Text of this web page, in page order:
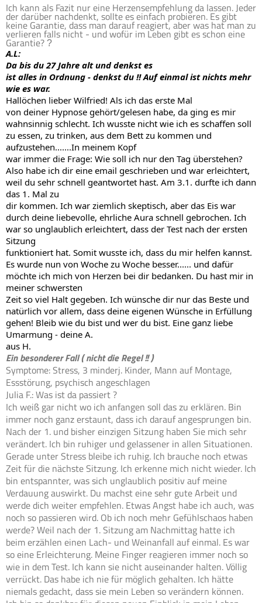
Ich kann als Fazit nur eine Herzensempfehlung da lassen. Jeder
der darüber nachdenkt, sollte es einfach probieren. Es gibt
keine Garantie, dass man darauf reagiert, aber was hat man zu
verlieren falls nicht - und wofür im Leben gibt es schon eine
Garantie? ?
A.L:
Da bis du 27 Jahre alt und denkst es
ist alles in Ordnung - denkst du !! Auf einmal ist nichts mehr
wie es war.
Hallöchen lieber Wilfried! Als ich das erste Mal
von deiner Hypnose gehört/gelesen habe, da ging es mir
wahnsinnig schlecht. Ich wusste nicht wie ich es schaffen soll
zu essen, zu trinken, aus dem Bett zu kommen und
aufzustehen.......In meinem Kopf
war immer die Frage: Wie soll ich nur den Tag überstehen?
Also habe ich dir eine email geschrieben und war erleichtert,
weil du sehr schnell geantwortet hast. Am 3.1. durfte ich dann
das 1. Mal zu
dir kommen. Ich war ziemlich skeptisch, aber das Eis war
durch deine liebevolle, ehrliche Aura schnell gebrochen. Ich
war so unglaublich erleichtert, dass der Test nach der ersten
Sitzung
funktioniert hat. Somit wusste ich, dass du mir helfen kannst.
Es wurde nun von Woche zu Woche besser...... und dafür
möchte ich mich von Herzen bei dir bedanken. Du hast mir in
meiner schwersten
Zeit so viel Halt gegeben. Ich wünsche dir nur das Beste und
natürlich vor allem, dass deine eigenen Wünsche in Erfüllung
gehen! Bleib wie du bist und wer du bist. Eine ganz liebe
Umarmung - deine A.
aus H.
Ein besonderer Fall ( nicht die Regel !! )
Symptome: Stress, 3 minderj. Kinder, Mann auf Montage,
Essstörung, psychisch angeschlagen
Julia F.: Was ist da passiert ?
Ich weiß gar nicht wo ich anfangen soll das zu erklären. Bin
immer noch ganz erstaunt, dass ich darauf angesprungen bin.
Nach der 1. und bisher einzigen Sitzung haben Sie mich sehr
verändert. Ich bin ruhiger und gelassener in allen Situationen.
Gerade unter Stress bleibe ich ruhig. Ich brauche noch etwas
Zeit für die nächste Sitzung. Ich erkenne mich nicht wieder. Ich
bin entspannter, was sich unglaublich positiv auf meine
Verdauung auswirkt. Du machst eine sehr gute Arbeit und
werde dich weiter empfehlen. Etwas Angst habe ich auch, was
noch so passieren wird. Ob ich noch mehr Gefühlschaos haben
werde? Weil nach der 1. Sitzung am Nachmittag hatte ich
beim erzählen einen Lach- und Weinanfall auf einmal. Es war
so eine Erleichterung. Meine Finger reagieren immer noch so
wie in dem Test. Ich kann sie nicht auseinander halten. Völlig
verrückt. Das habe ich nie für möglich gehalten. Ich hätte
niemals gedacht, dass sie mein Leben so verändern können.